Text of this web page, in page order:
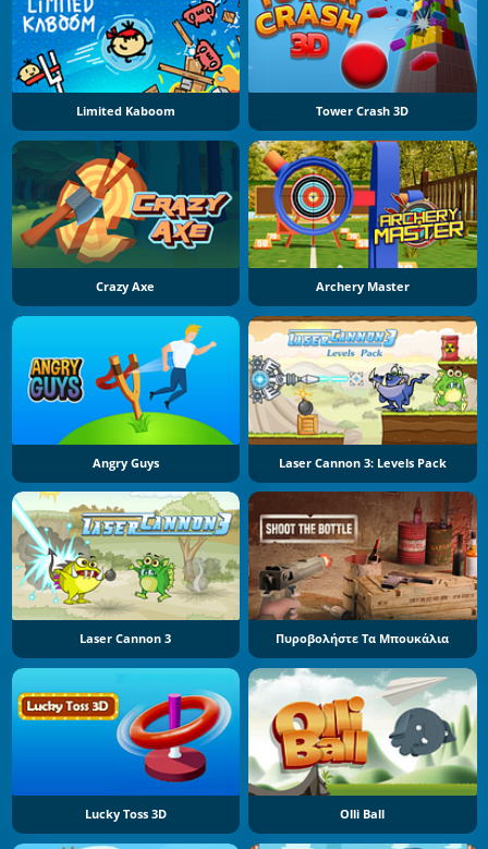
Limited Kaboom Tower Crash 3D
Crazy Axe Archery Master
Angry Guys Laser Cannon 3: Levels Pack
Laser Cannon 3 Πυροβολήστε Τα Μπουκάλια
Lucky Toss 3D Olli Ball